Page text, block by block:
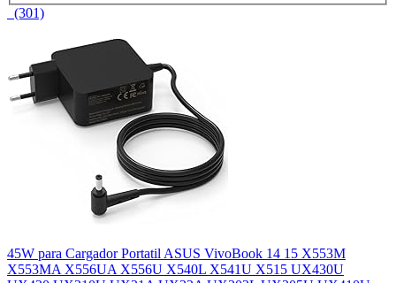
(301)
45W para Cargador Portatil ASUS VivoBook 14 15 X553M
X553MA X556UA X556U X540L X541U X515 UX430U